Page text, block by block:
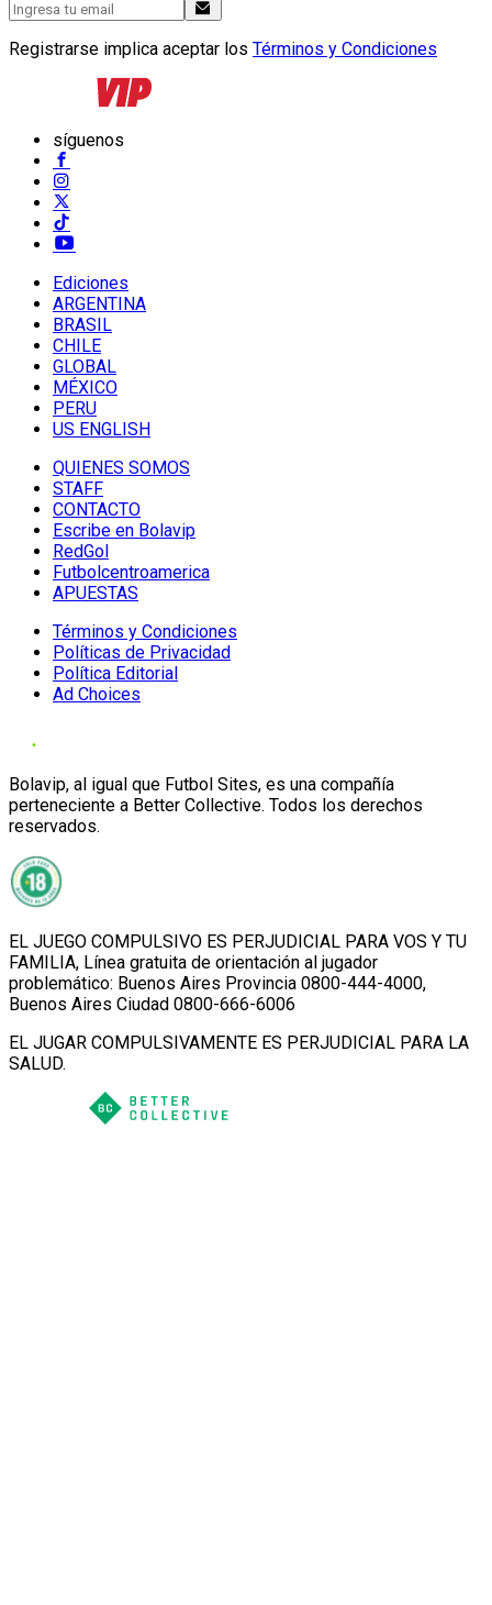
Registrarse implica aceptar los Términos y Condiciones
síguenos
Ediciones
ARGENTINA
BRASIL
CHILE
GLOBAL
MÉXICO
PERU
US ENGLISH
QUIENES SOMOS
STAFF
CONTACTO
Escribe en Bolavip
RedGol
Futbolcentroamerica
APUESTAS
Términos y Condiciones
Políticas de Privacidad
Política Editorial
Ad Choices
Bolavip, al igual que Futbol Sites, es una compañía
perteneciente a Better Collective. Todos los derechos
reservados.
EL JUEGO COMPULSIVO ES PERJUDICIAL PARA VOS Y TU
FAMILIA, Línea gratuita de orientación al jugador
problemático: Buenos Aires Provincia 0800-444-4000,
Buenos Aires Ciudad 0800-666-6006
EL JUGAR COMPULSIVAMENTE ES PERJUDICIAL PARA LA
SALUD.